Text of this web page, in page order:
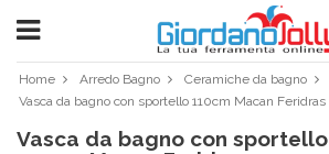
Home Arredo Bagno Ceramiche da bagno
Vasca da bagno con sportello 110cm Macan Feridras
Vasca da bagno con sportello